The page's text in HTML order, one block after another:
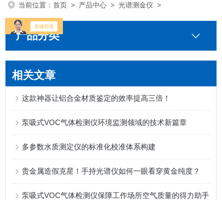
当前位置：首页 > 产品中心 >光谱测金仪 >
产品分类
相关文章
这款神器让铝合金材质鉴定的效率提高三倍！
泵吸式VOC气体检测仪环境监测领域的技术新篇章
多参数水质测定仪的标准化校准体系构建
贵金属造假克星！手持光谱仪如何一眼看穿黄金纯度？
泵吸式VOC气体检测仪保障工作场所空气质量的得力助手